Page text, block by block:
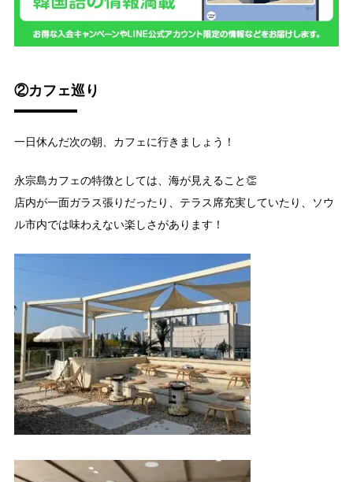
②カフェ巡り
一日休んだ次の朝、カフェに行きましょう！
永宗島カフェの特徴としては、海が見えること👏
店内が一面ガラス張りだったり、テラス席充実していたり、ソウ
ル市内では味わえない楽しさがあります！